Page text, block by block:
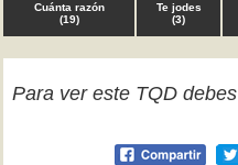
Cuánta razón
(19)
Te jodes
(3)
Para ver este TQD debes